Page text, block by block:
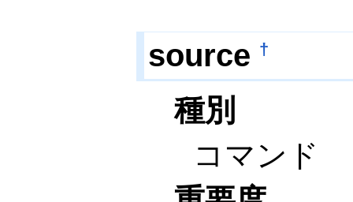
source †
種別
コマンド